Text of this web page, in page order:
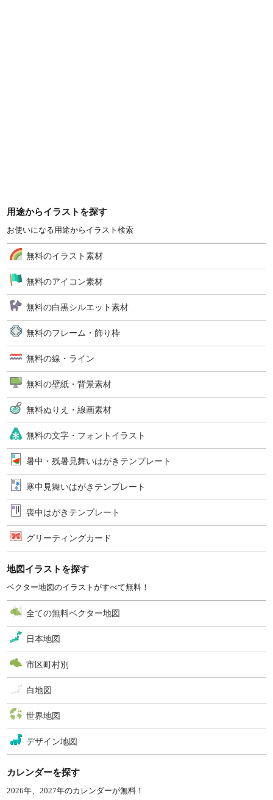
用途からイラストを探す
お使いになる用途からイラスト検索
無料のイラスト素材
無料のアイコン素材
無料の白黒シルエット素材
無料のフレーム・飾り枠
無料の線・ライン
無料の壁紙・背景素材
無料ぬりえ・線画素材
無料の文字・フォントイラスト
暑中・残暑見舞いはがきテンプレート
寒中見舞いはがきテンプレート
喪中はがきテンプレート
グリーティングカード
地図イラストを探す
ベクター地図のイラストがすべて無料！
全ての無料ベクター地図
日本地図
市区町村別
白地図
世界地図
デザイン地図
カレンダーを探す
2026年、2027年のカレンダーが無料！